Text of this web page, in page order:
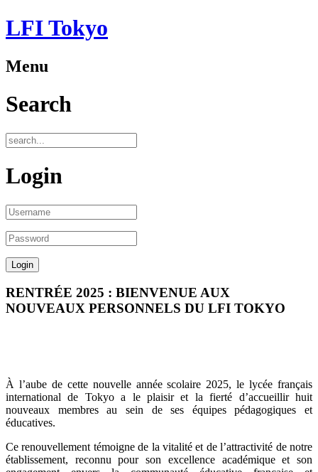
LFI Tokyo
Menu
Search
Login
RENTRÉE 2025 : BIENVENUE AUX
NOUVEAUX PERSONNELS DU LFI TOKYO
À l’aube de cette nouvelle année scolaire 2025, le lycée français
international de Tokyo a le plaisir et la fierté d’accueillir huit
nouveaux membres au sein de ses équipes pédagogiques et
éducatives.
Ce renouvellement témoigne de la vitalité et de l’attractivité de notre
établissement, reconnu pour son excellence académique et son